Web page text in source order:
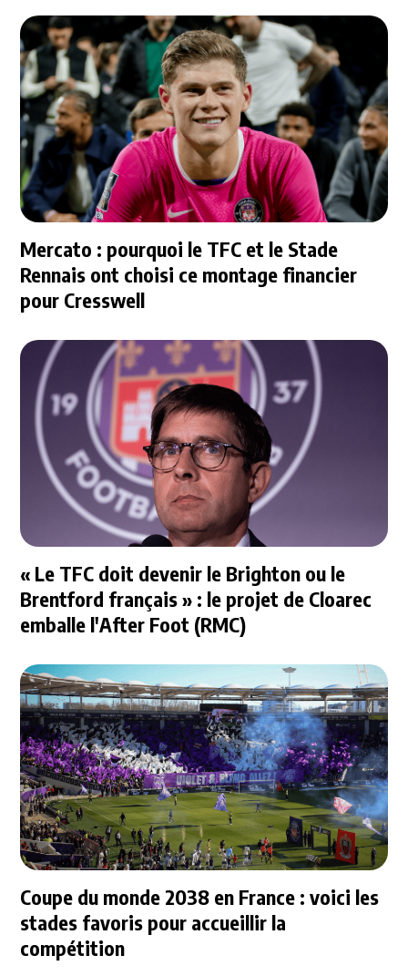
Mercato : pourquoi le TFC et le Stade
Rennais ont choisi ce montage financier
pour Cresswell
« Le TFC doit devenir le Brighton ou le
Brentford français » : le projet de Cloarec
emballe l'After Foot (RMC)
Coupe du monde 2038 en France : voici les
stades favoris pour accueillir la
compétition